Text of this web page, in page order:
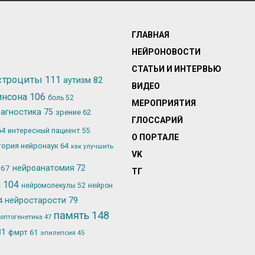
111 аутизм 82
106 боль 52
75 зрение 62
интересный пациент 55
нейронаук 64 как улучшить
67 нейроанатомия 72
104 нейромолекулы 52 нейрон
нейростарости 79
оптогенетика 47 память 148
фмрт 61 эпилепсия 45
ГЛАВНАЯ
НЕЙРОНОВОСТИ
СТАТЬИ И ИНТЕРВЬЮ
ВИДЕО
МЕРОПРИЯТИЯ
ГЛОССАРИЙ
О ПОРТАЛЕ
VK
ТГ